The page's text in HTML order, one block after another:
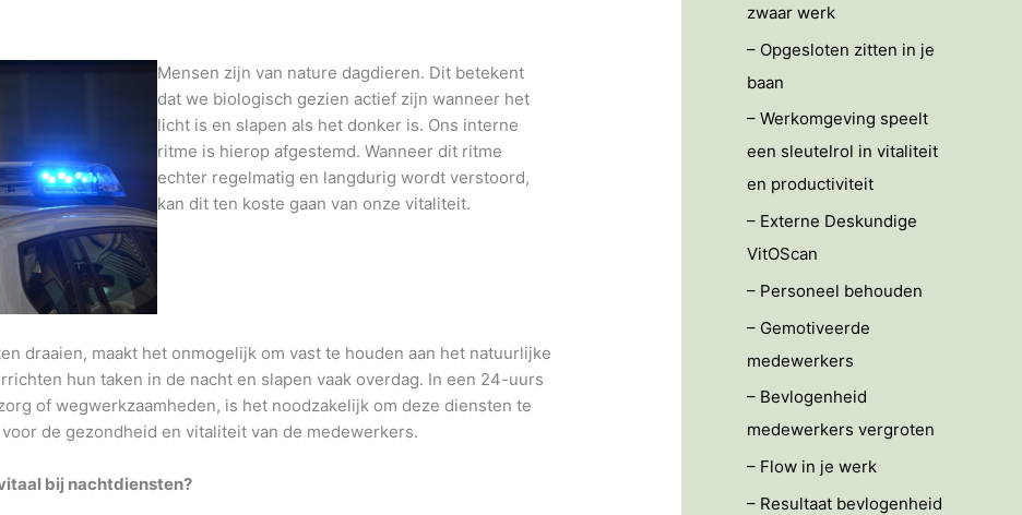
Mensen zijn van nature dagdieren. Dit betekent
dat we biologisch gezien actief zijn wanneer het
licht is en slapen als het donker is. Ons interne
ritme is hierop afgestemd. Wanneer dit ritme
echter regelmatig en langdurig wordt verstoord,
kan dit ten koste gaan van onze vitaliteit.
draaien, maakt het onmogelijk om vast te houden aan het natuurlijke
hun taken in de nacht en slapen vaak overdag. In een 24-uurs
of wegwerkzaamheden, is het noodzakelijk om deze diensten te
de gezondheid en vitaliteit van de medewerkers.
bij nachtdiensten?
zwaar werk
– Opgesloten zitten in je
baan
– Werkomgeving speelt
een sleutelrol in vitaliteit
en productiviteit
– Externe Deskundige
VitOScan
– Personeel behouden
– Gemotiveerde
medewerkers
– Bevlogenheid
medewerkers vergroten
– Flow in je werk
– Resultaat bevlogenheid